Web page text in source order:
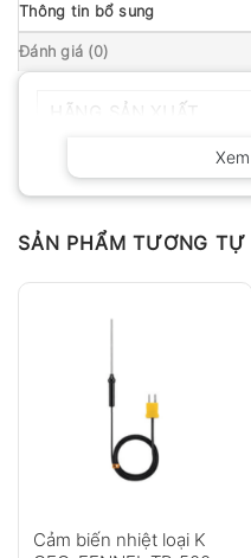
Thông tin bổ sung
Đánh giá (0)
SẢN PHẨM TƯƠNG TỰ
Cảm biến nhiệt loại K